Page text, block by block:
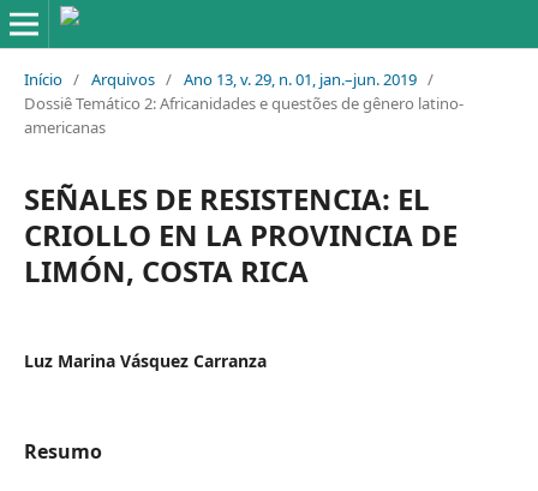
Início / Arquivos / Ano 13, v. 29, n. 01, jan.–jun. 2019 /
Dossiê Temático 2: Africanidades e questões de gênero latino-
americanas
SEÑALES DE RESISTENCIA: EL
CRIOLLO EN LA PROVINCIA DE
LIMÓN, COSTA RICA
Luz Marina Vásquez Carranza
Resumo